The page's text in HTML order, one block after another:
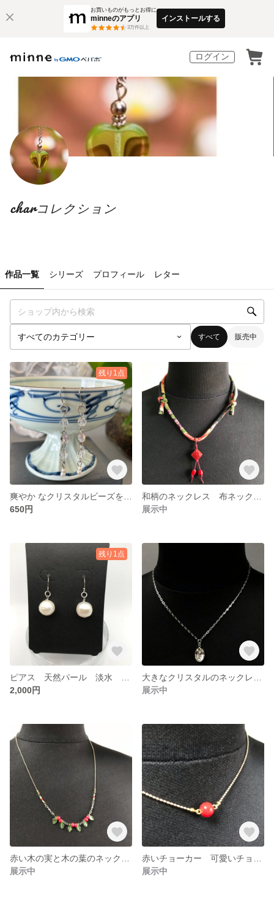
お買いものがもっとお得に
minneのアプリ
3万件以上
インストールする
ログイン
charコレクション
作品一覧 シリーズ プロフィール レター
すべて 販売中
残り1点
650円
展示中
残り1点
2,000円
展示中
展示中
展示中